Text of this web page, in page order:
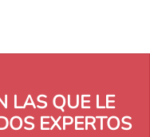
LAS QUE LE
EXPERTOS